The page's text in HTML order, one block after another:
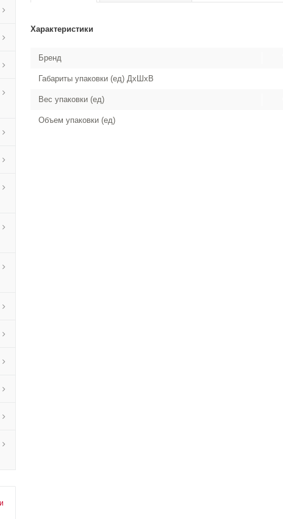
Характеристики
Бренд
Габариты упаковки (ед) ДхШхВ
Вес упаковки (ед)
Объем упаковки (ед)